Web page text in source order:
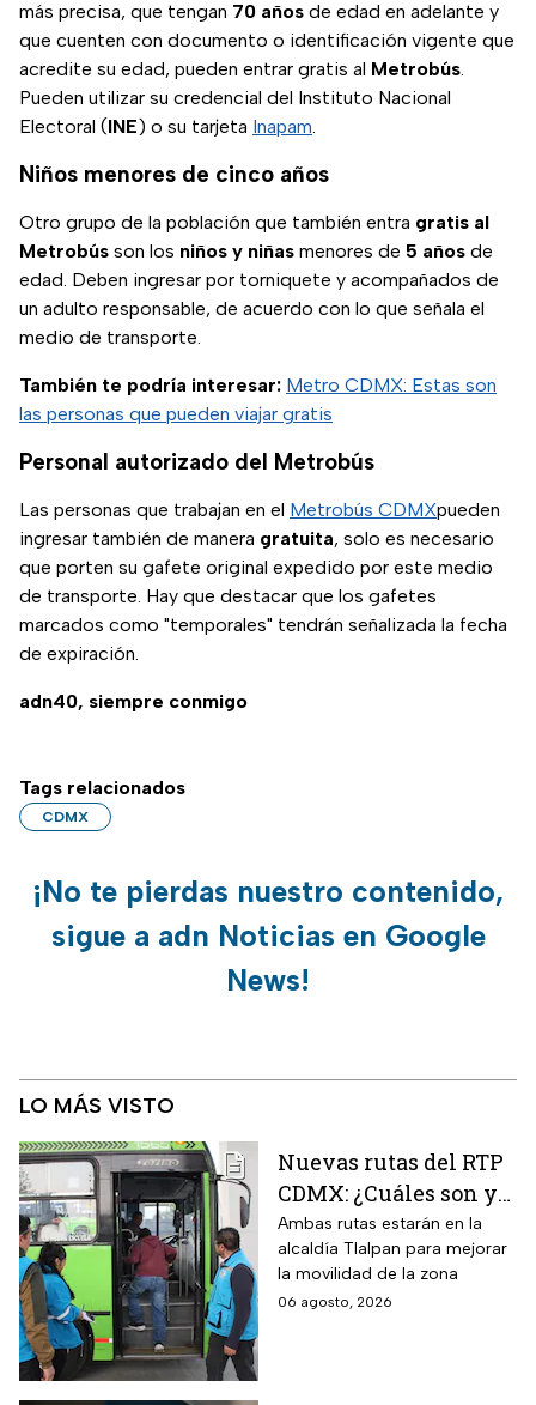
más precisa, que tengan 70 años de edad en adelante y
que cuenten con documento o identificación vigente que
acredite su edad, pueden entrar gratis al Metrobús.
Pueden utilizar su credencial del Instituto Nacional
Electoral (INE) o su tarjeta Inapam.
Niños menores de cinco años
Otro grupo de la población que también entra gratis al
Metrobús son los niños y niñas menores de 5 años de
edad. Deben ingresar por torniquete y acompañados de
un adulto responsable, de acuerdo con lo que señala el
medio de transporte.
También te podría interesar: Metro CDMX: Estas son
las personas que pueden viajar gratis
Personal autorizado del Metrobús
Las personas que trabajan en el Metrobús CDMXpueden
ingresar también de manera gratuita, solo es necesario
que porten su gafete original expedido por este medio
de transporte. Hay que destacar que los gafetes
marcados como "temporales" tendrán señalizada la fecha
de expiración.
adn40, siempre conmigo
Tags relacionados
CDMX
¡No te pierdas nuestro contenido,
sigue a adn Noticias en Google
News!
LO MÁS VISTO
Nuevas rutas del RTP
CDMX: ¿Cuáles son y
con qué estaciones
del Metrobús
conectan?
Ambas rutas estarán en la
alcaldía Tlalpan para mejorar
la movilidad de la zona
06 agosto, 2026